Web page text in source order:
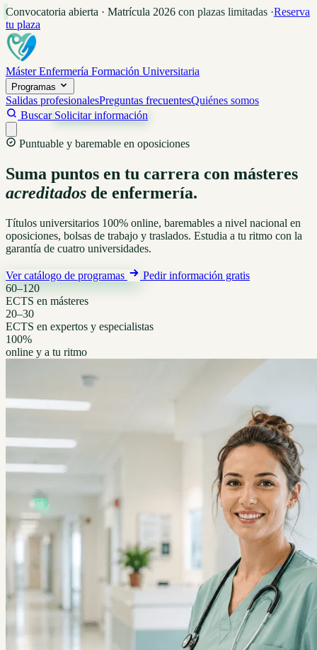
Convocatoria abierta · Matrícula 2026 con plazas limitadas ·Reserva
tu plaza
Máster Enfermería Formación Universitaria
Programas
Salidas profesionalesPreguntas frecuentesQuiénes somos
Buscar Solicitar información
Puntuable y baremable en oposiciones
Suma puntos en tu carrera con másteres
acreditados de enfermería.
Títulos universitarios 100% online, baremables a nivel nacional en
oposiciones, bolsas de trabajo y traslados. Estudia a tu ritmo con la
garantía de cuatro universidades.
Ver catálogo de programas
Pedir información gratis
60–120
ECTS en másteres
20–30
ECTS en expertos y especialistas
100%
online y a tu ritmo